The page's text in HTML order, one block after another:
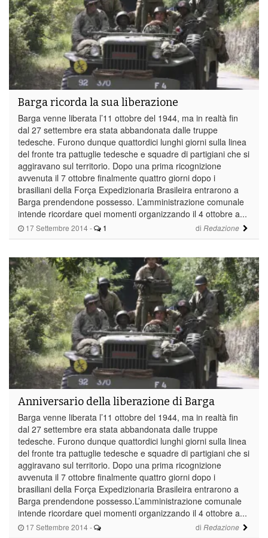
17 Settembre 2014 - 1 di Redazione
Barga ricorda la sua liberazione
Barga venne liberata l’11 ottobre del 1944, ma in realtà fin
dal 27 settembre era stata abbandonata dalle truppe
tedesche. Furono dunque quattordici lunghi giorni sulla linea
del fronte tra pattuglie tedesche e squadre di partigiani che si
aggiravano sul territorio. Dopo una prima ricognizione
avvenuta il 7 ottobre finalmente quattro giorni dopo i
brasiliani della Força Expedizionaria Brasileira entrarono a
Barga prendendone possesso. L’amministrazione comunale
intende ricordare quei momenti organizzando il 4 ottobre a...
17 Settembre 2014 - di Redazione
Anniversario della liberazione di Barga
Barga venne liberata l’11 ottobre del 1944, ma in realtà fin
dal 27 settembre era stata abbandonata dalle truppe
tedesche. Furono dunque quattordici lunghi giorni sulla linea
del fronte tra pattuglie tedesche e squadre di partigiani che si
aggiravano sul territorio. Dopo una prima ricognizione
avvenuta il 7 ottobre finalmente quattro giorni dopo i
brasiliani della Força Expedizionaria Brasileira entrarono a
Barga prendendone possesso.L’amministrazione comunale
intende ricordare quei momenti organizzando il 4 ottobre a...